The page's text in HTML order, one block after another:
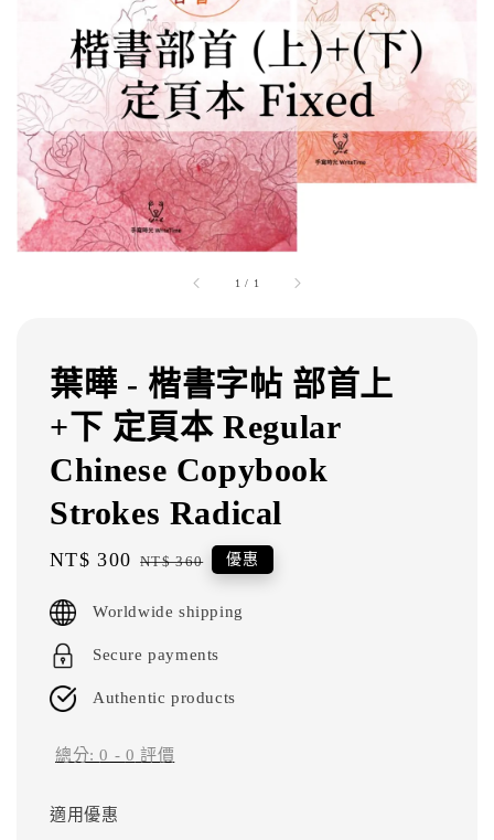
1 / 1
葉曄 - 楷書字帖 部首上
+下 定頁本 Regular
Chinese Copybook
Strokes Radical
Sale
NT$ 300 Regular
NT$ 360 優惠
Worldwide shipping
Secure payments
Authentic products
總分:0 - 0 評價
適用優惠